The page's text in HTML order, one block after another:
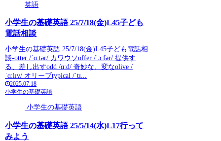
英語
小学生の基礎英語 25/7/18(金)L45子ども
電話相談
小学生の基礎英語 25/7/18(金)L45子ども電話相
談-otter /ˈɑːtər/ カワウソoffer /ˈɔːfər/ 提供す
る、差し出すodd /ɑːd/ 奇妙な、変なolive /
ˈɑːlɪv/ オリーブtypical /ˈtɪ...
2025.07.18
小学生の基礎英語
小学生の基礎英語
小学生の基礎英語 25/5/14(水)L17行って
みよう